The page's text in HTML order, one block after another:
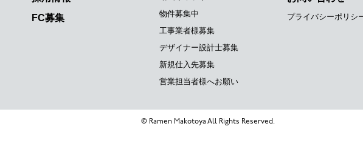
FC募集
物件募集中
工事業者様募集
デザイナー設計士募集
新規仕入先募集
営業担当者様へお願い
プライバシーポリシ
© Ramen Makotoya All Rights Reserved.